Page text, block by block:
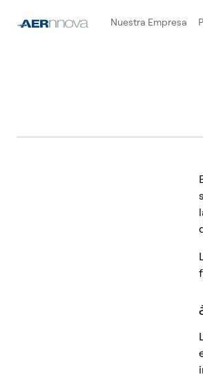
Nuestra Empresa